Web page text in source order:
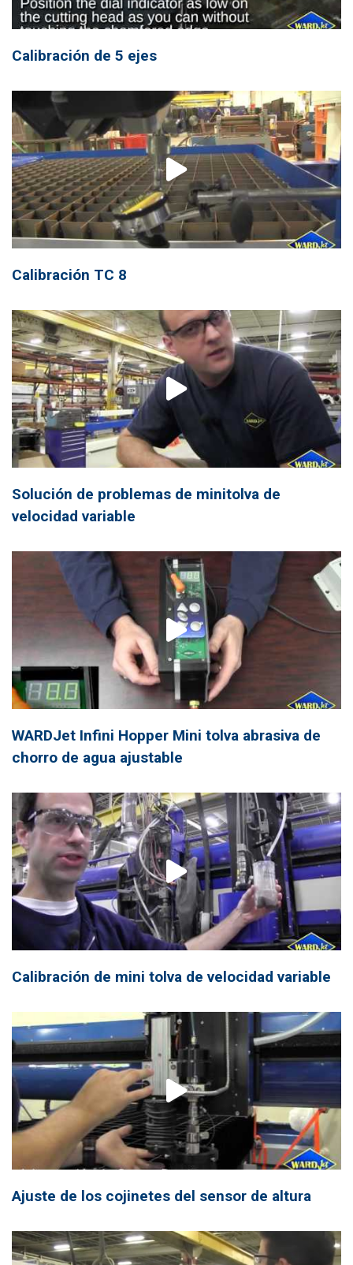
Calibración de 5 ejes
Calibración TC 8
Solución de problemas de minitolva de
velocidad variable
WARDJet Infini Hopper Mini tolva abrasiva de
chorro de agua ajustable
Calibración de mini tolva de velocidad variable
Ajuste de los cojinetes del sensor de altura